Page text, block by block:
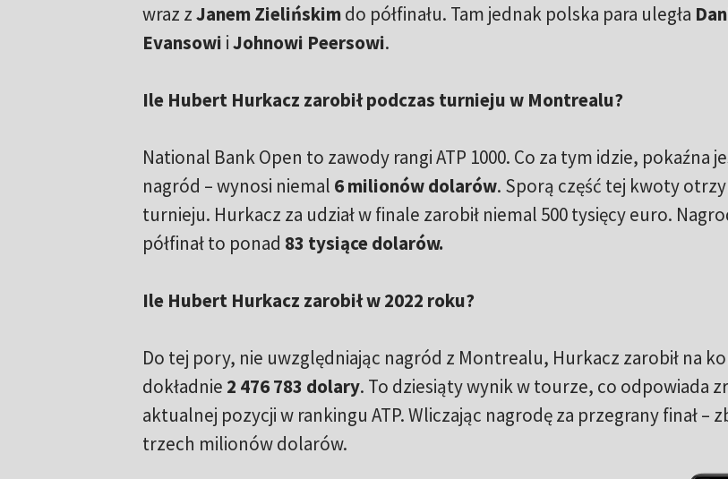
wraz zJanem Zielińskimdo półfinału. Tam jednak polska para uległa
Evansowi iJohnowi Peersowi.
Ile Hubert Hurkacz zarobił podczas turnieju w Montrealu?
National Bank Open to zawody rangi ATP 1000. Co za tym idzie, pokaźna
nagród – wynosi niemal 6 milionów dolarów. Sporą część tej kwoty
turnieju. Hurkacz za udział w finale zarobił niemal 500 tysięcy euro.
półfinał to ponad 83 tysiące dolarów.
Ile Hubert Hurkacz zarobił w 2022 roku?
Do tej pory, nie uwzględniając nagród z Montrealu, Hurkacz zarobił na
dokładnie 2 476 783 dolary. To dziesiąty wynik w tourze, co odpowiada
aktualnej pozycji w rankingu ATP. Wliczając nagrodę za przegrany finał –
trzech milionów dolarów.